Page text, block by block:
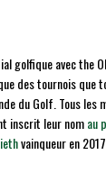
golfique avec the
des tournois que
du Golf. Tous les
inscrit leur nomau
vainqueur en